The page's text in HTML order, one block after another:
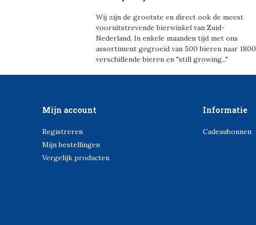
Wij zijn de grootste en direct ook de meest
vooruitstrevende bierwinkel van Zuid-
Nederland. In enkele maanden tijd met ons
assortiment gegroeid van 500 bieren naar 1800
verschillende bieren en "still growing..."
Mijn account
Registreren
Mijn bestellingen
Vergelijk producten
Informatie
Cadeaubonnen